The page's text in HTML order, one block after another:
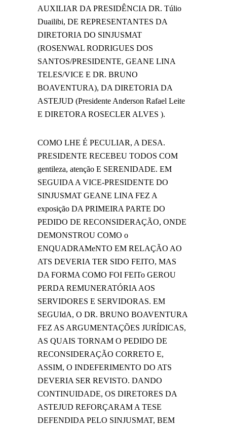
AUXILIAR DA PRESIDÊNCIA DR. Túlio
Duailibi, DE REPRESENTANTES DA
DIRETORIA DO SINJUSMAT
(ROSENWAL RODRIGUES DOS
SANTOS/PRESIDENTE, GEANE LINA
TELES/VICE E DR. BRUNO
BOAVENTURA), DA DIRETORIA DA
ASTEJUD (Presidente Anderson Rafael Leite
E DIRETORA ROSECLER ALVES ).
COMO LHE É PECULIAR, A DESA.
PRESIDENTE RECEBEU TODOS COM
gentileza, atenção E SERENIDADE. EM
SEGUIDA A VICE-PRESIDENTE DO
SINJUSMAT GEANE LINA FEZ A
exposição DA PRIMEIRA PARTE DO
PEDIDO DE RECONSIDERAÇÃO, ONDE
DEMONSTROU COMO o
ENQUADRAMeNTO EM RELAÇÃO AO
ATS DEVERIA TER SIDO FEITO, MAS
DA FORMA COMO FOI FEITo GEROU
PERDA REMUNERATÓRIA AOS
SERVIDORES E SERVIDORAS. EM
SEGUIdA, O DR. BRUNO BOAVENTURA
FEZ AS ARGUMENTAÇÕES JURÍDICAS,
AS QUAIS TORNAM O PEDIDO DE
RECONSIDERAÇÃO CORRETO E,
ASSIM, O INDEFERIMENTO DO ATS
DEVERIA SER REVISTO. DANDO
CONTINUIDADE, OS DIRETORES DA
ASTEJUD REFORÇARAM A TESE
DEFENDIDA PELO SINJUSMAT, BEM